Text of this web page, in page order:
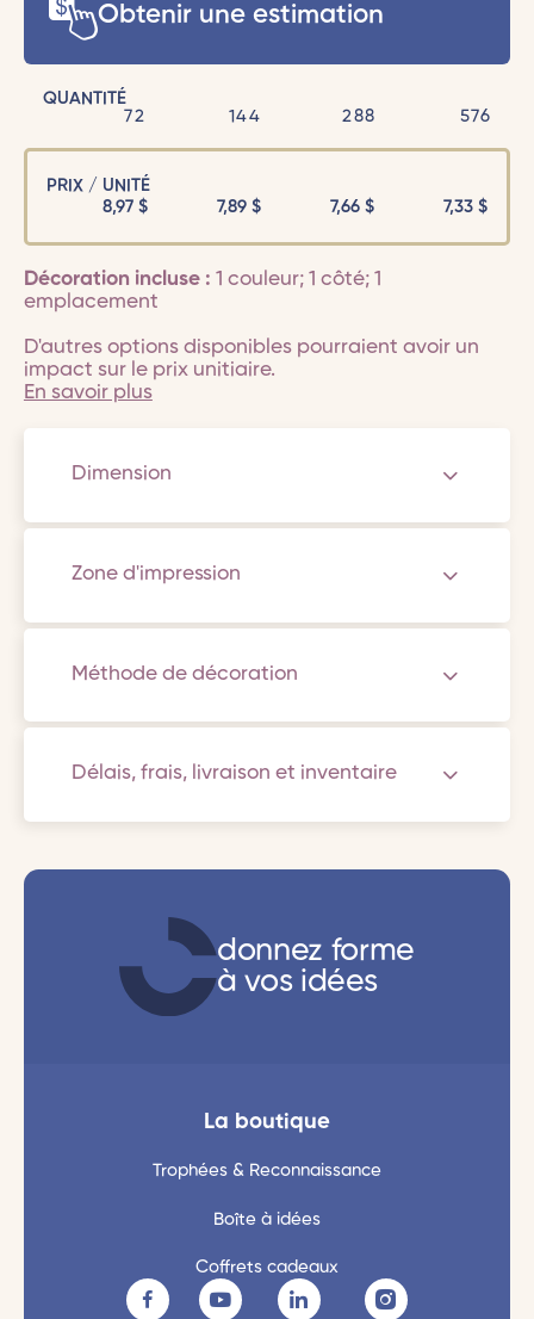
Obtenir une estimation
QUANTITÉ
72
144 288 576
PRIX / UNITÉ
8,97 $ 7,89$ 7,66$ 7,33$
Décoration incluse : 1 couleur; 1 côté; 1
emplacement
D'autres options disponibles pourraient avoir un
impact sur le prix unitiaire.
En savoir plus
Dimension
Zone d'impression
Méthode de décoration
Délais, frais, livraison et inventaire
donnez forme
à vos idées
La boutique
Trophées & Reconnaissance
Boîte à idées
Coffrets cadeaux